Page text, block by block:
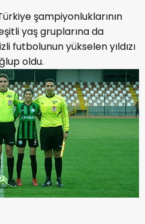
şampiyonluklarının
yaş gruplarına da
futbolunun yükselen yıldızı
oldu.